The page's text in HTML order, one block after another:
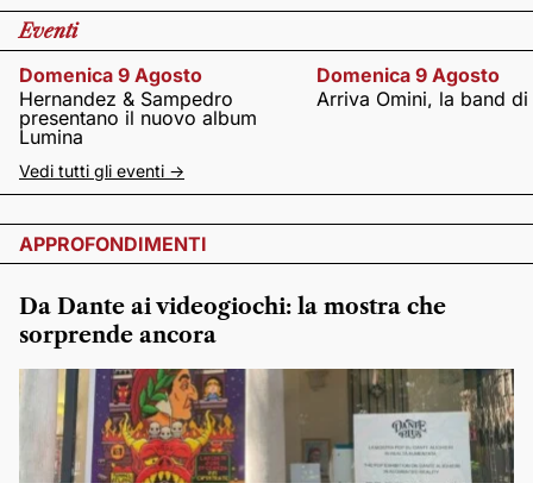
Eventi
Domenica 9 Agosto
Hernandez & Sampedro
presentano il nuovo album
Lumina
Domenica 9 Agosto
Arriva Omini, la band
Vedi tutti gli eventi ->
APPROFONDIMENTI
Da Dante ai videogiochi: la mostra che
sorprende ancora